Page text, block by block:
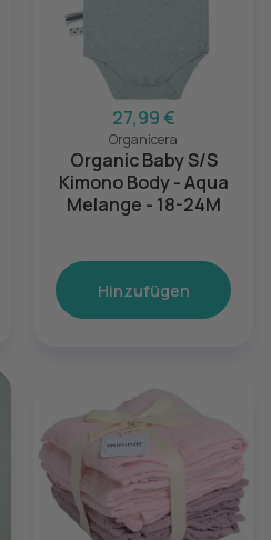
27,99 €
Organicera
Organic Baby S/S
Kimono Body - Aqua
Melange - 18-24M
Hinzufügen